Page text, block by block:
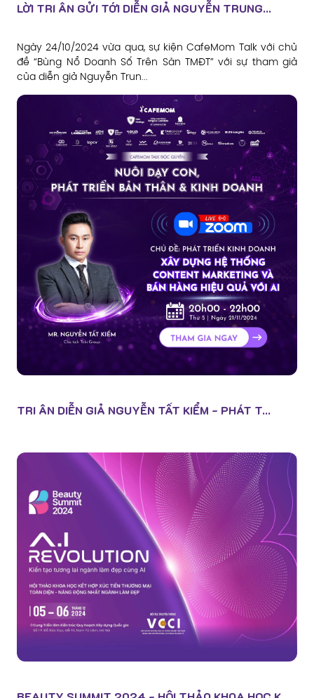
LỜI TRI ÂN GỬI TỚI DIỄN GIẢ NGUYỄN TRUNG...
Ngày 24/10/2024 vừa qua, sự kiện CafeMom Talk với chủ
đề “Bùng Nổ Doanh Số Trên Sàn TMĐT” với sự tham giả
của diễn giả Nguyễn Trun...
TRI ÂN DIỄN GIẢ NGUYỄN TẤT KIỂM - PHÁT T...